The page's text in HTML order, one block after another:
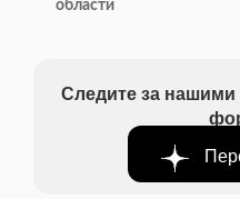
области
Следите за